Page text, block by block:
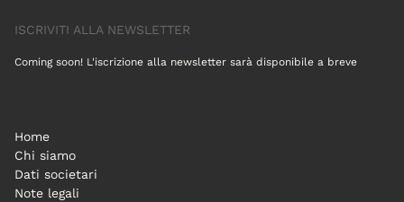
ISCRIVITI ALLA NEWSLETTER
Coming soon! L'iscrizione alla newsletter sarà disponibile a breve
Home
Chi siamo
Dati societari
Note legali